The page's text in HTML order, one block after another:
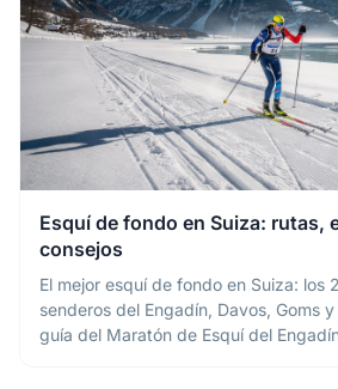
Esquí de fondo en Suiza: rutas,
consejos
El mejor esquí de fondo en Suiza: los
senderos del Engadín, Davos, Goms
guía del Maratón de Esquí del